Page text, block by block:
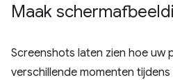
Maak
Screenshots laten zien hoe uw
verschillende momenten